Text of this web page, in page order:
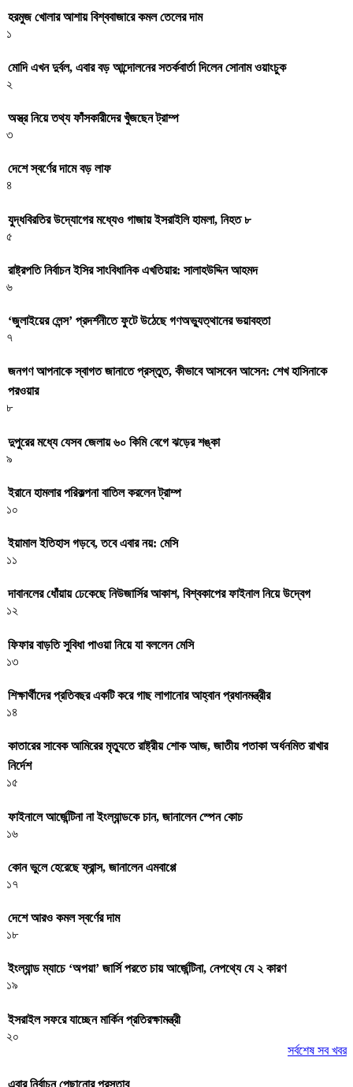
হরমুজ খোলার আশায় বিশ্ববাজারে কমল তেলের দাম
১
মোদি এখন দুর্বল, এবার বড় আন্দোলনের সতর্কবার্তা দিলেন সোনাম ওয়াংচুক
২
অস্ত্র নিয়ে তথ্য ফাঁসকারীদের খুঁজছেন ট্রাম্প
৩
দেশে স্বর্ণের দামে বড় লাফ
৪
যুদ্ধবিরতির উদ্যোগের মধ্যেও গাজায় ইসরাইলি হামলা, নিহত ৮
৫
রাষ্ট্রপতি নির্বাচন ইসির সাংবিধানিক এখতিয়ার: সালাহউদ্দিন আহমদ
৬
‘জুলাইয়ের লেন্স’ প্রদর্শনীতে ফুটে উঠেছে গণঅভ্যুত্থানের ভয়াবহতা
৭
জনগণ আপনাকে স্বাগত জানাতে প্রস্তুত, কীভাবে আসবেন আসেন: শেখ হাসিনাকে
পরওয়ার
৮
দুপুরের মধ্যে যেসব জেলায় ৬০ কিমি বেগে ঝড়ের শঙ্কা
৯
ইরানে হামলার পরিকল্পনা বাতিল করলেন ট্রাম্প
১০
ইয়ামাল ইতিহাস গড়বে, তবে এবার নয়: মেসি
১১
দাবানলের ধোঁয়ায় ঢেকেছে নিউজার্সির আকাশ, বিশ্বকাপের ফাইনাল নিয়ে উদ্বেগ
১২
ফিফার বাড়তি সুবিধা পাওয়া নিয়ে যা বললেন মেসি
১৩
শিক্ষার্থীদের প্রতিবছর একটি করে গাছ লাগানোর আহ্বান প্রধানমন্ত্রীর
১৪
কাতারের সাবেক আমিরের মৃত্যুতে রাষ্ট্রীয় শোক আজ, জাতীয় পতাকা অর্ধনমিত রাখার
নির্দেশ
১৫
ফাইনালে আর্জেন্টিনা না ইংল্যান্ডকে চান, জানালেন স্পেন কোচ
১৬
কোন ভুলে হেরেছে ফ্রান্স, জানালেন এমবাপ্পে
১৭
দেশে আরও কমল স্বর্ণের দাম
১৮
ইংল্যান্ড ম্যাচে ‘অপয়া’ জার্সি পরতে চায় আর্জেন্টিনা, নেপথ্যে যে ২ কারণ
১৯
ইসরাইল সফরে যাচ্ছেন মার্কিন প্রতিরক্ষামন্ত্রী
২০
সর্বশেষ সব খবর
এবার নির্বাচন পেছানোর প্রস্তাব